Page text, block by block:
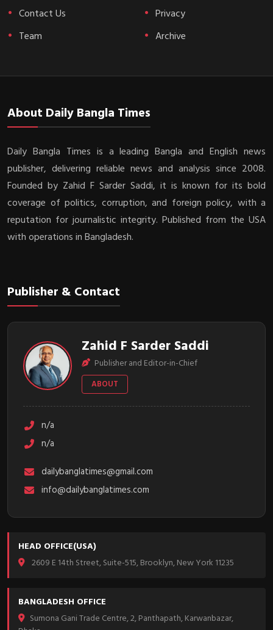
Contact Us
Team
Privacy
Archive
About Daily Bangla Times
Daily Bangla Times is a leading Bangla and English news
publisher, delivering reliable news and analysis since 2008.
Founded by Zahid F Sarder Saddi, it is known for its bold
coverage of politics, corruption, and foreign policy, with a
reputation for journalistic integrity. Published from the USA
with operations in Bangladesh.
Publisher & Contact
Zahid F Sarder Saddi
Publisher and Editor-in-Chief
ABOUT
n/a
n/a
dailybanglatimes@gmail.com
info@dailybanglatimes.com
HEAD OFFICE(USA)
2609 E 14th Street, Suite-515, Brooklyn, New York 11235
BANGLADESH OFFICE
Sumona Gani Trade Centre, 2, Panthapath, Karwanbazar,